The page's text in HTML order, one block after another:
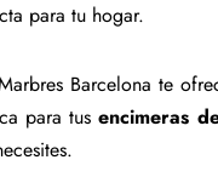
para tu hogar.
Barcelona te
para tusencimeras